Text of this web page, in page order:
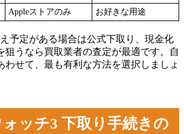
Appleストアのみ お好きな用途
予定がある場合は公式下取り、現金化
狙うなら買取業者の査定が最適です。自
わせて、最も有利な方法を選択しましょ
ッチ3 下取り手続きの